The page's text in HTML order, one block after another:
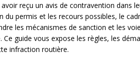
reçu un avis de contravention dans
du permis et les recours possibles, le
les mécanismes de sanction et les
guide vous expose les règles, les
infraction routière.